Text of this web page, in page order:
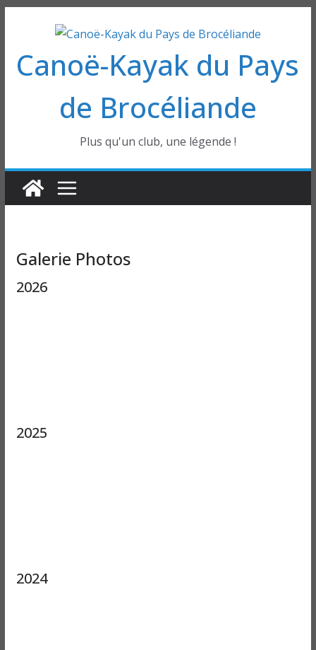
contenu
Canoë-Kayak du Pays
de Brocéliande
Plus qu'un club, une légende !
Galerie Photos
2026
2025
2024